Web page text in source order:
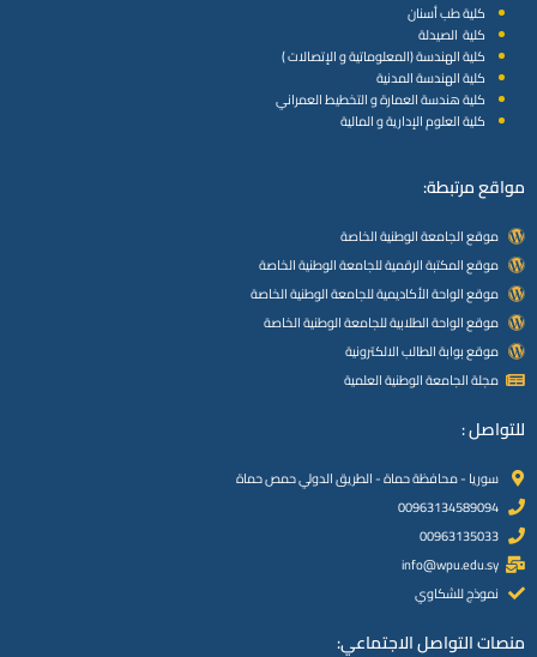
كلية طب أسنان
كلية الصيدلة
كلية الهندسة (المعلوماتية و الإتصالات )
كلية الهندسة المدنية
كلية هندسة العمارة و التخطيط العمراني
كلية العلوم الإدارية و المالية
مواقع مرتبطة:
موقع الجامعة الوطنية الخاصة
موقع المكتبة الرقمية للجامعة الوطنية الخاصة
موقع الواحة الأكاديمية للجامعة الوطنية الخاصة
موقع الواحة الطلابية للجامعة الوطنية الخاصة
موقع بوابة الطالب الالكترونية
مجلة الجامعة الوطنية العلمية
للتواصل :
سوريا - محافظة حماة - الطريق الدولي حمص حماة
00963134589094
00963135033
info@wpu.edu.sy
نموذج للشكاوي
منصات التواصل الاجتماعي: